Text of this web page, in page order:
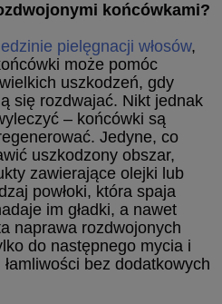
końcówkami?
pielęgnacji włosów,
może pomóc
uszkodzeń, gdy
się rozdwajać. Nikt jednak
– końcówki są
Jedyne, co
uszkodzony obszar,
zawierające olejki lub
powłoki, która spaja
im gładki, a nawet
naprawa rozdwojonych
do następnego mycia i
bez dodatkowych